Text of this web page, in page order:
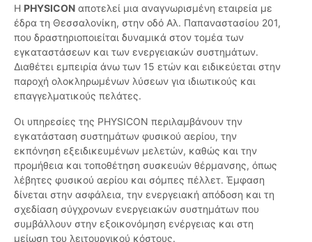
Η PHYSICON αποτελεί μια αναγνωρισμένη εταιρεία με
έδρα τη Θεσσαλονίκη, στην οδό Αλ. Παπαναστασίου 201,
που δραστηριοποιείται δυναμικά στον τομέα των
εγκαταστάσεων και των ενεργειακών συστημάτων.
Διαθέτει εμπειρία άνω των 15 ετών και ειδικεύεται στην
παροχή ολοκληρωμένων λύσεων για ιδιωτικούς και
επαγγελματικούς πελάτες.
Οι υπηρεσίες της PHYSICON περιλαμβάνουν την
εγκατάσταση συστημάτων φυσικού αερίου, την
εκπόνηση εξειδικευμένων μελετών, καθώς και την
προμήθεια και τοποθέτηση συσκευών θέρμανσης, όπως
λέβητες φυσικού αερίου και σόμπες πέλλετ. Έμφαση
δίνεται στην ασφάλεια, την ενεργειακή απόδοση και τη
σχεδίαση σύγχρονων ενεργειακών συστημάτων που
συμβάλλουν στην εξοικονόμηση ενέργειας και στη
μείωση του λειτουργικού κόστους.